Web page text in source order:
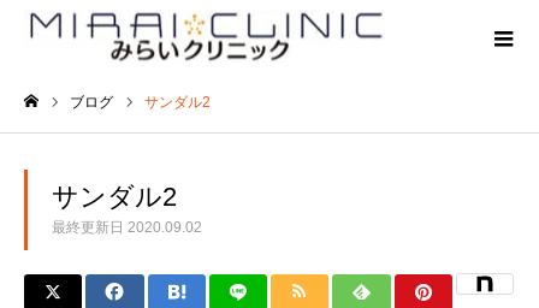
ブログ サンダル2
サンダル2
最終更新日 2020.09.02